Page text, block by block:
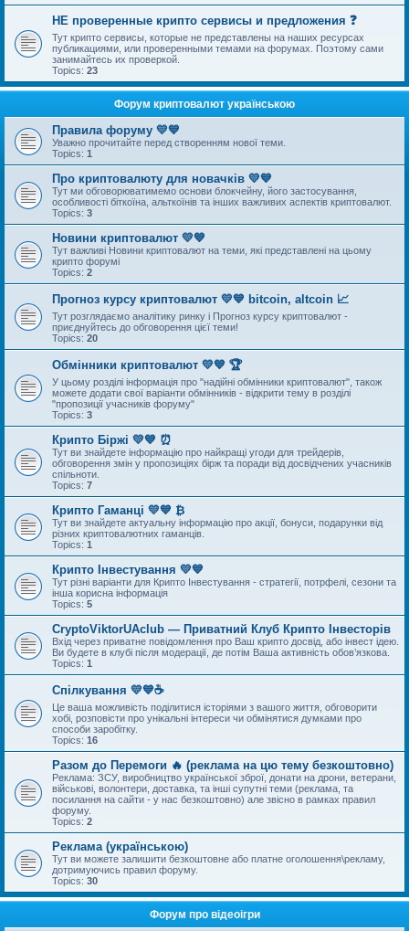
НЕ проверенные крипто сервисы и предложения ❓
Тут крипто сервисы, которые не представлены на наших ресурсах
публикациями, или проверенными темами на форумах. Поэтому сами
занимайтесь их проверкой.
Topics: 23
Форум криптовалют українською
Правила форуму 💛💙
Уважно прочитайте перед створенням нової теми.
Topics: 1
Про криптовалюту для новачків 💛💙
Тут ми обговорюватимемо основи блокчейну, його застосування,
особливості біткоїна, альткоїнів та інших важливих аспектів криптовалют.
Topics: 3
Новини криптовалют 💛💙
Тут важливі Новини криптовалют на теми, які представлені на цьому
крипто форумі
Topics: 2
Прогноз курсу криптовалют 💛💙 bitcoin, altcoin 📈
Тут розглядаємо аналітику ринку і Прогноз курсу криптовалют -
приєднуйтесь до обговорення цієї теми!
Topics: 20
Обмінники криптовалют 💛💙 🏆
У цьому розділі інформація про "надійні обмінники криптовалют", також
можете додати свої варіанти обмінників - відкрити тему в розділі
"пропозиції учасників форуму"
Topics: 3
Крипто Біржі 💛💙 ⏰
Тут ви знайдете інформацію про найкращі угоди для трейдерів,
обговорення змін у пропозиціях бірж та поради від досвідчених учасників
спільноти.
Topics: 7
Крипто Гаманці 💛💙 ₿
Тут ви знайдете актуальну інформацію про акції, бонуси, подарунки від
різних криптовалютних гаманців.
Topics: 1
Крипто Інвестування 💛💙
Тут різні варіанти для Крипто Інвестування - стратегії, потрфелі, сезони та
інша корисна інформація
Topics: 5
CryptoViktorUAclub — Приватний Клуб Крипто Інвесторів
Вхід через приватне повідомлення про Ваш крипто досвід, або інвест ідею.
Ви будете в клубі після модерації, де потім Ваша активність обов’язкова.
Topics: 1
Спілкування 💛💙☕
Це ваша можливість поділитися історіями з вашого життя, обговорити
хобі, розповісти про унікальні інтереси чи обмінятися думками про
способи заробітку.
Topics: 16
Разом до Перемоги 🔥 (реклама на цю тему безкоштовно)
Реклама: ЗСУ, виробництво української зброї, донати на дрони, ветерани,
військові, волонтери, доставка, та інші супутні теми (реклама, та
посилання на сайти - у нас безкоштовно) але звісно в рамках правил
форуму.
Topics: 2
Реклама (українською)
Тут ви можете залишити безкоштовне або платне оголошення\рекламу,
дотримуючись правил форуму.
Topics: 30
Форум про відеоігри